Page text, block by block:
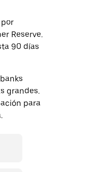
Reserve.
90 días
grandes.
para